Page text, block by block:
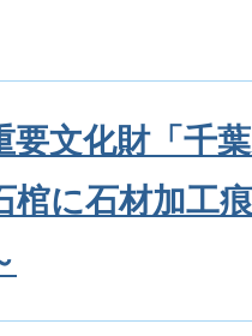
要文化財「千
棺に石材加工